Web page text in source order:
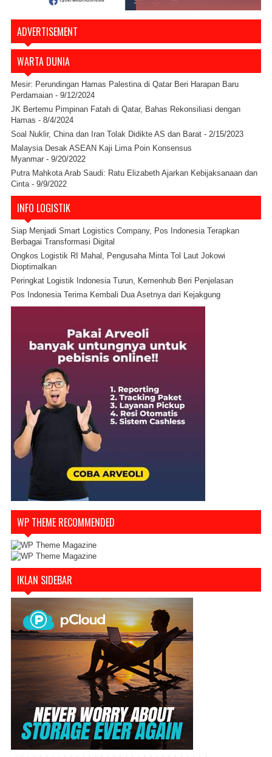
ADVERTISEMENT
WARTA DUNIA
Mesir: Perundingan Hamas Palestina di Qatar Beri Harapan Baru
Perdamaian - 9/12/2024
JK Bertemu Pimpinan Fatah di Qatar, Bahas Rekonsiliasi dengan
Hamas - 8/4/2024
Soal Nuklir, China dan Iran Tolak Didikte AS dan Barat - 2/15/2023
Malaysia Desak ASEAN Kaji Lima Poin Konsensus
Myanmar - 9/20/2022
Putra Mahkota Arab Saudi: Ratu Elizabeth Ajarkan Kebijaksanaan dan
Cinta - 9/9/2022
INFO LOGISTIK
Siap Menjadi Smart Logistics Company, Pos Indonesia Terapkan
Berbagai Transformasi Digital
Ongkos Logistik RI Mahal, Pengusaha Minta Tol Laut Jokowi
Dioptimalkan
Peringkat Logistik Indonesia Turun, Kemenhub Beri Penjelasan
Pos Indonesia Terima Kembali Dua Asetnya dari Kejakgung
WP THEME RECOMMENDED
IKLAN SIDEBAR